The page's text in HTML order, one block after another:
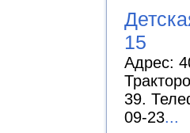
15
Адрес:
39.
09-23...